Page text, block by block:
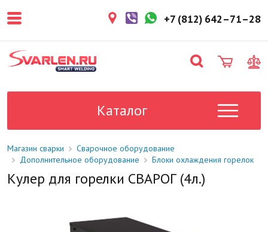
более 3 рабочих дней.
поставки в магазин: 1-2 рабочих
дня.
Данный товар отсутствует на
уточните у менеджера.
+7 (812) 642–71–28
Каталог
Магазин сварки
Сварочное оборудование
Дополнительное оборудование
Блоки охлаждения горелок
Кулер для горелки СВАРОГ (4л.)